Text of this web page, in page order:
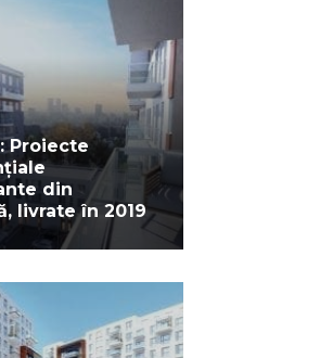
Proiecte
din
livrate în 2019